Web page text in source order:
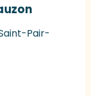
Pair-